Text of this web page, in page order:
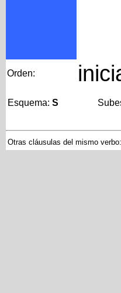
Orden:
Esquema: S
Otras cláusulas del mismo verbo: